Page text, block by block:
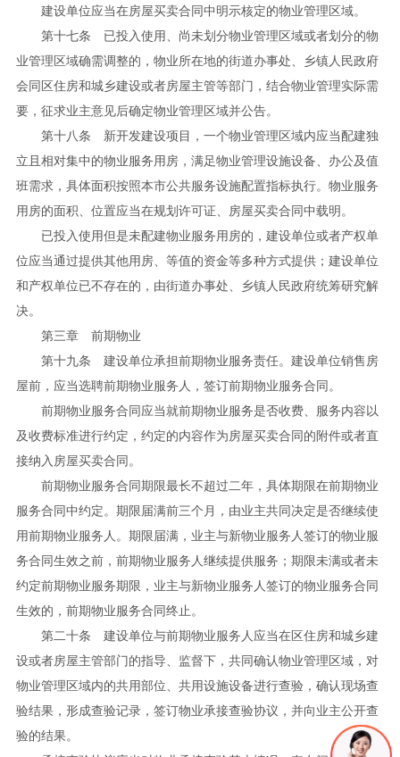
建设单位应当在房屋买卖合同中明示核定的物业管理区域。
第十七条 已投入使用、尚未划分物业管理区域或者划分的物
业管理区域确需调整的，物业所在地的街道办事处、乡镇人民政府
会同区住房和城乡建设或者房屋主管等部门，结合物业管理实际需
要，征求业主意见后确定物业管理区域并公告。
第十八条 新开发建设项目，一个物业管理区域内应当配建独
立且相对集中的物业服务用房，满足物业管理设施设备、办公及值
班需求，具体面积按照本市公共服务设施配置指标执行。物业服务
用房的面积、位置应当在规划许可证、房屋买卖合同中载明。
已投入使用但是未配建物业服务用房的，建设单位或者产权单
位应当通过提供其他用房、等值的资金等多种方式提供；建设单位
和产权单位已不存在的，由街道办事处、乡镇人民政府统筹研究解
决。
第三章 前期物业
第十九条 建设单位承担前期物业服务责任。建设单位销售房
屋前，应当选聘前期物业服务人，签订前期物业服务合同。
前期物业服务合同应当就前期物业服务是否收费、服务内容以
及收费标准进行约定，约定的内容作为房屋买卖合同的附件或者直
接纳入房屋买卖合同。
前期物业服务合同期限最长不超过二年，具体期限在前期物业
服务合同中约定。期限届满前三个月，由业主共同决定是否继续使
用前期物业服务人。期限届满，业主与新物业服务人签订的物业服
务合同生效之前，前期物业服务人继续提供服务；期限未满或者未
约定前期物业服务期限，业主与新物业服务人签订的物业服务合同
生效的，前期物业服务合同终止。
第二十条 建设单位与前期物业服务人应当在区住房和城乡建
设或者房屋主管部门的指导、监督下，共同确认物业管理区域，对
物业管理区域内的共用部位、共用设施设备进行查验，确认现场查
验结果，形成查验记录，签订物业承接查验协议，并向业主公开查
验的结果。